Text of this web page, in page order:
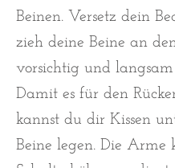
Beinen. Versetz dein
zieh deine Beine an
vorsichtig und
Damit es für den
kannst du dir Kissen
Beine legen. Die Arme